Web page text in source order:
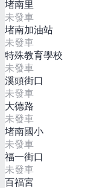
堵南里
未發車
堵南加油站
未發車
特殊教育學校
未發車
溪頭街口
未發車
大德路
未發車
堵南國小
未發車
福一街口
未發車
百福宮